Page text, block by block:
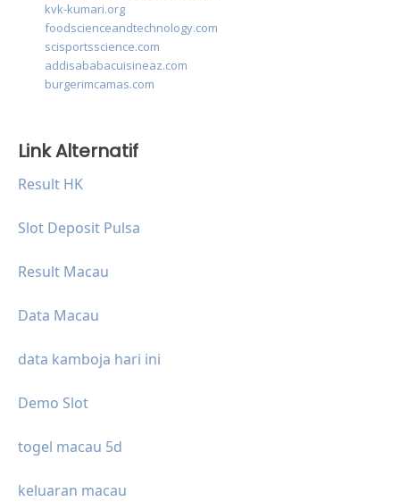
kvk-kumari.org
foodscienceandtechnology.com
scisportsscience.com
addisababacuisineaz.com
burgerimcamas.com
Link Alternatif
Result HK
Slot Deposit Pulsa
Result Macau
Data Macau
data kamboja hari ini
Demo Slot
togel macau 5d
keluaran macau